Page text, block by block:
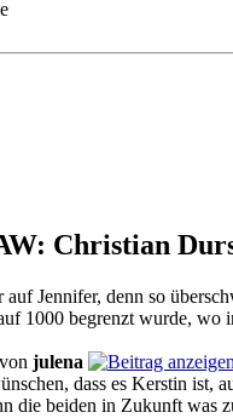
Christian
auf Jennifer, denn so
1000 begrenzt wurde, wo
julena
dass es Kerstin ist,
die beiden in Zukunft was